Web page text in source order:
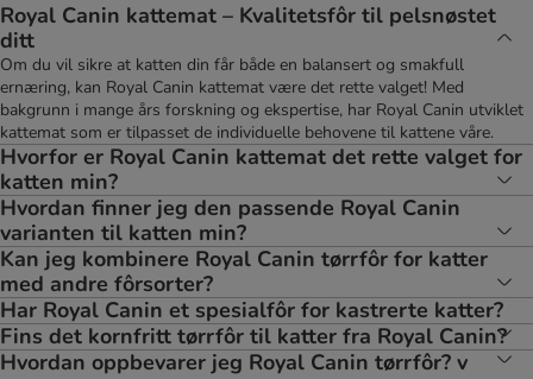
Royal Canin kattemat – Kvalitetsfôr til pelsnøstet
ditt
Om du vil sikre at katten din får både en balansert og smakfull
ernæring, kan Royal Canin kattemat være det rette valget! Med
bakgrunn i mange års forskning og ekspertise, har Royal Canin utviklet
kattemat som er tilpasset de individuelle behovene til kattene våre.
Hvorfor er Royal Canin kattemat det rette valget for
katten min?
Hvordan finner jeg den passende Royal Canin
varianten til katten min?
Kan jeg kombinere Royal Canin tørrfôr for katter
med andre fôrsorter?
Har Royal Canin et spesialfôr for kastrerte katter?
Fins det kornfritt tørrfôr til katter fra Royal Canin?
Hvordan oppbevarer jeg Royal Canin tørrfôr? v